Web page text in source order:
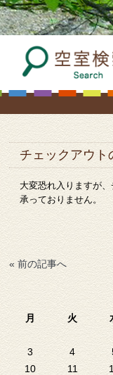
チェックアウト
大変恐れ入りますが
承っておりません。
« 前の記事へ
月
火
3
4
10
11